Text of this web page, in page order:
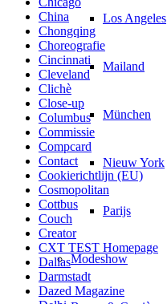
Los Angeles
Mailand
München
Nieuw York
Parijs
Modeshow
China
Chongqing
Choreografie
Cincinnati
Cleveland
Clichè
Close-up
Columbus
Commissie
Compcard
Contact
Cookierichtlijn (EU)
Cosmopolitan
Cottbus
Couch
Creator
CXT TEST Homepage
Dallas
Darmstadt
Dazed Magazine